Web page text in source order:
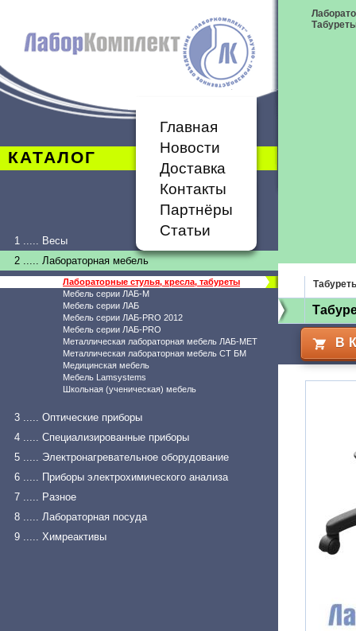
КАТАЛОГ
Главная
Новости
Доставка
Контакты
Партнёры
Статьи
1 ..... Весы
2 ..... Лабораторная мебель
Лабораторные стулья, кресла, табуреты
Мебель серии ЛАБ-М
Мебель серии ЛАБ
Мебель серии ЛАБ-PRO 2012
Мебель серии ЛАБ-PRO
Металлическая лабораторная мебель ЛАБ-МЕТ
Металлическая лабораторная мебель СТ БМ
Медицинская мебель
Мебель Lamsystems
Школьная (ученическая) мебель
3 ..... Оптические приборы
4 ..... Специализированные приборы
5 ..... Электронагревательное оборудование
6 ..... Приборы электрохимического анализа
7 ..... Разное
8 ..... Лабораторная посуда
9 ..... Химреактивы
В